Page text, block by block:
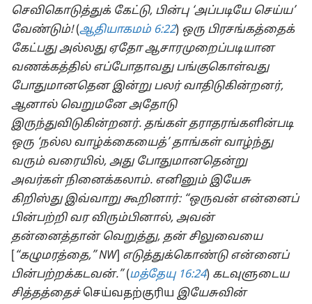
செவிகொடுத்துக் கேட்டு, பின்பு ‘அப்படியே செய்ய’
வேண்டும்!(ஆதியாகமம் 6:22) ஒரு பிரசங்கத்தைக்
கேட்பது அல்லது ஏதோ ஆசாரமுறைப்படியான
வணக்கத்தில் எப்போதாவது பங்குகொள்வது
போதுமானதென இன்று பலர் வாதிடுகின்றனர்,
ஆனால் வெறுமனே அதோடு
இருந்துவிடுகின்றனர். தங்கள் தராதரங்களின்படி
ஒரு ‘நல்ல வாழ்க்கையைத்’ தாங்கள் வாழ்ந்து
வரும் வரையில், அது போதுமானதென்று
அவர்கள் நினைக்கலாம். எனினும் இயேசு
கிறிஸ்து இவ்வாறு கூறினார்: “ஒருவன் என்னைப்
பின்பற்றி வர விரும்பினால், அவன்
தன்னைத்தான் வெறுத்து, தன் சிலுவையை
[ “கழுமரத்தை,” NW] எடுத்துக்கொண்டு என்னைப்
பின்பற்றக்கடவன்.”(மத்தேயு 16:24) கடவுளுடைய
சித்தத்தைச்செய்வதற்குரிய இயேசுவின்